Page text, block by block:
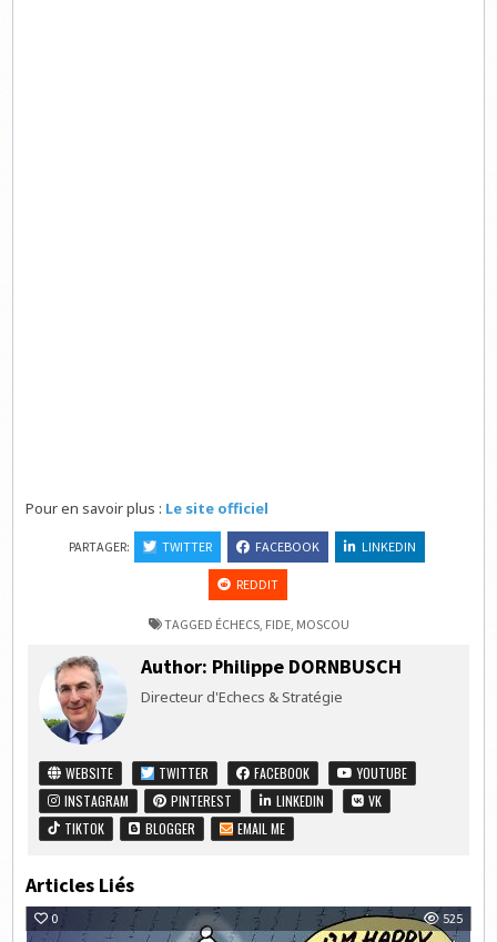
Pour en savoir plus : Le site officiel
PARTAGER: TWITTER FACEBOOK LINKEDIN
REDDIT
TAGGED ÉCHECS, FIDE, MOSCOU
Author: Philippe DORNBUSCH
Directeur d'Echecs & Stratégie
WEBSITE TWITTER FACEBOOK
YOUTUBE
INSTAGRAM
PINTEREST LINKEDIN
VK
TIKTOK
BLOGGER EMAIL ME
Articles Liés
0 525